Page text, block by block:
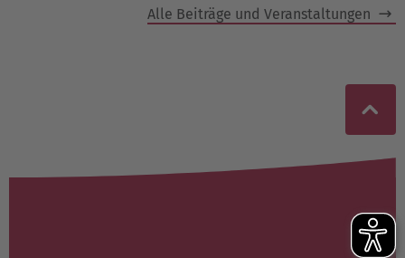
Alle Beiträge und Veranstaltungen